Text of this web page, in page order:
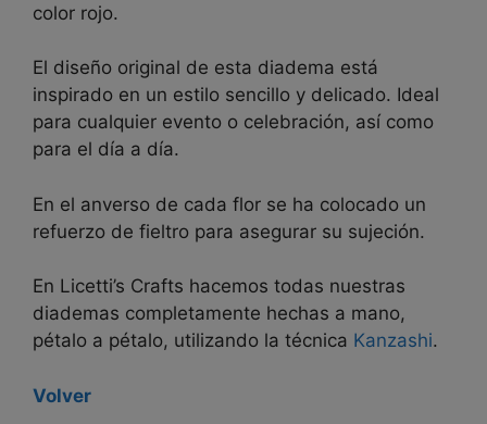
color rojo.
El diseño original de esta diadema está
inspirado en un estilo sencillo y delicado. Ideal
para cualquier evento o celebración, así como
para el día a día.
En el anverso de cada flor se ha colocado un
refuerzo de fieltro para asegurar su sujeción.
En Licetti’s Crafts hacemos todas nuestras
diademas completamente hechas a mano,
pétalo a pétalo, utilizando la técnica Kanzashi.
Volver